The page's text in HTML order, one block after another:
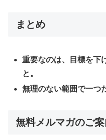
まとめ
重要なのは、目標を下
と。
無理のない範囲で一つ
無料メルマガのご案